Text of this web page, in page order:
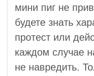
мини пиг не
будете знать
протест или
каждом случае
не навредить.